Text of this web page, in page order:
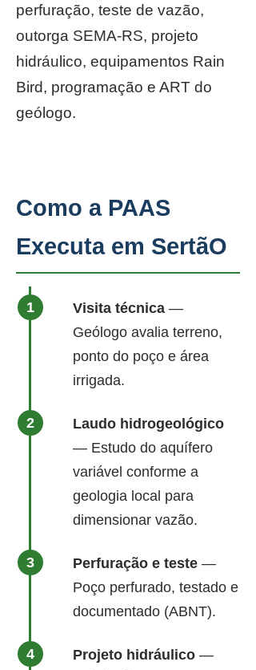
perfuração, teste de vazão,
outorga SEMA-RS, projeto
hidráulico, equipamentos Rain
Bird, programação e ART do
geólogo.
Como a PAAS
Executa em SertãO
Visita técnica —
Geólogo avalia terreno,
ponto do poço e área
irrigada.
Laudo hidrogeológico
— Estudo do aquífero
variável conforme a
geologia local para
dimensionar vazão.
Perfuração e teste —
Poço perfurado, testado e
documentado (ABNT).
Projeto hidráulico —